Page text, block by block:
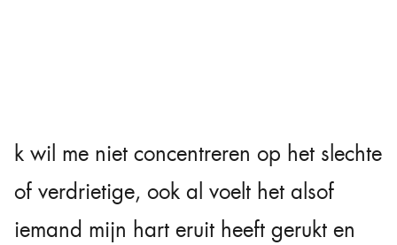
k wil me niet concentreren op het slechte
of verdrietige, ook al voelt het alsof
iemand mijn hart eruit heeft gerukt en